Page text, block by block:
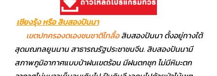
เชียงรุ้ง หรือ สิบสองปันนา
เขตปกครองตเองชนชาติไทลื้อสิบสองปันนา ตั้งอยู่ทางใต้
สุดมณทลยูนนาน สาธารณรัฐประชาชนจีน. สิบสองปันนามี
สภาพภูมิอากาศแบบป่าฝนเขตร้อน มีฝนตกชุก ไม่มีหิมะตก